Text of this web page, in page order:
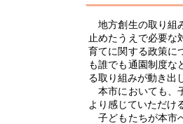
地方創生の取り組
止めたうえで必要
育てに関する政策に
も誰でも通園制度な
る取り組みが動き出
本市においても、
より感じていただけ
子どもたちが本市